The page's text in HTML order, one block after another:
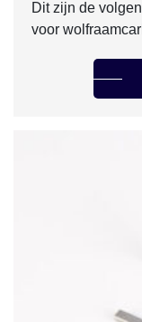
Dit zijn de
voor